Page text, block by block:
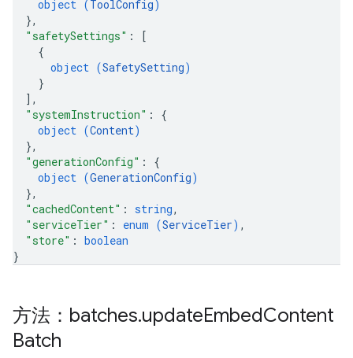
object (ToolConfig)
},
"safetySettings" :
[
{
object (SafetySetting)
}
] ,
"systemInstruction" : {
object (Content)
},
"generationConfig" : {
object (GenerationConfig)
},
"cachedContent" : string,
"serviceTier" : enum (ServiceTier) ,
"store" : boolean
}
方法：batches.updateEmbedContent
Batch